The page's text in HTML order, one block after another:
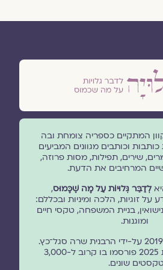
המתקיים כספריה צומחת ובה
וכותבים מגוונים המביעים
שירים, תפילות, מסות פרוזה,
המרחיבים את הדעת.
לְדַבֵּר גְּלוּיוֹת עַל מָה שֶׁכָּמוּס,
זוגיות, הלכה ומיניות ובכללם:
נישואין, בניית המשפחה, טקסי חיים
ומוגנוּת.
המגזין נוסד בשנת 2019 על-ידי הרבנית שרה סגל־כץ.
עם הכניסה לשנת 2025 פורסמו בו קרוב ל-3,000
טקסטים שונים.